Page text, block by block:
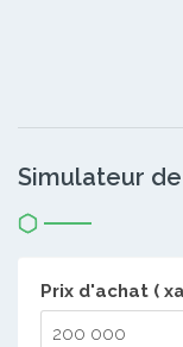
Simulateur
Prix d'achat (